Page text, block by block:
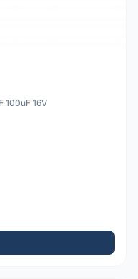
100uF 16V